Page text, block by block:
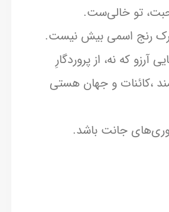
تو خالی‌ست.
رنج اسمی بیش نیست.
که نه، از پروردگارِ
،کائنات و جهان هستی
جانت باشد.